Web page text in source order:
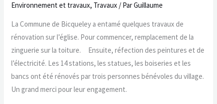
Environnement et travaux, Travaux / ParGuillaume
La Commune de Bicqueley a entamé quelques travaux de
rénovation sur l’église. Pour commencer, remplacement de la
zinguerie sur la toiture. Ensuite, réfection des peintures et de
l’électricité. Les 14 stations, les statues, les boiseries et les
bancs ont été rénovés par trois personnes bénévoles du village.
Un grand merci pour leur engagement.